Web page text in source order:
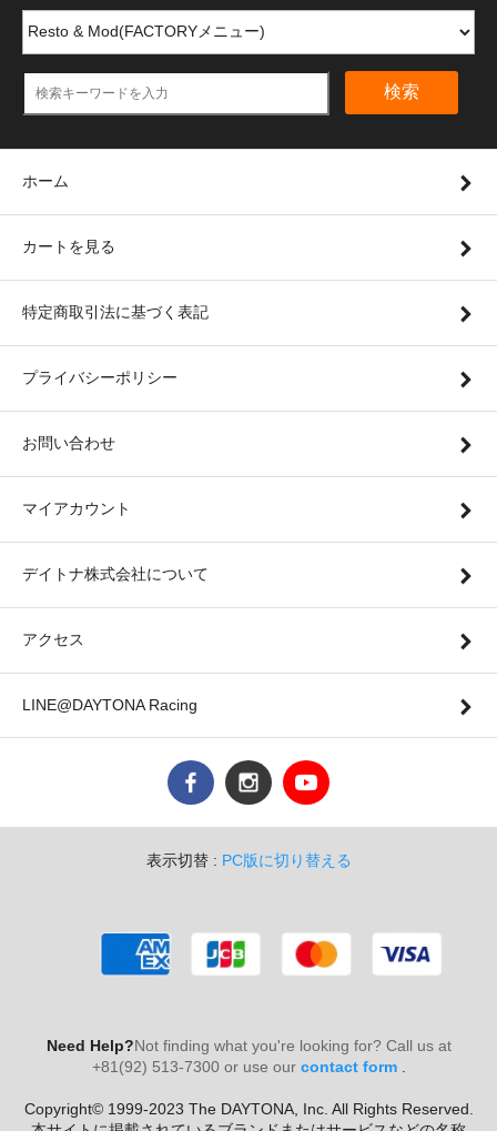
検索
ホーム
カートを見る
特定商取引法に基づく表記
プライバシーポリシー
お問い合わせ
マイアカウント
デイトナ株式会社について
アクセス
LINE@DAYTONA Racing
表示切替 : PC版に切り替える
Need Help?Not finding what you're looking for? Call us at
+81(92) 513-7300 or use our contact form.
Copyright© 1999-2023 The DAYTONA, Inc. All Rights Reserved.